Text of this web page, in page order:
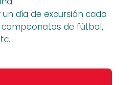
un día de excursión cada
de fútbol,